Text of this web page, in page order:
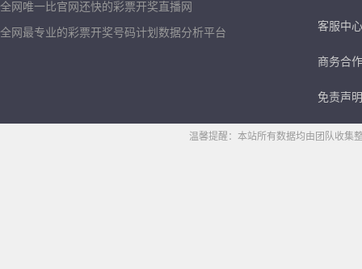
全网唯一比官网还快的彩票开奖直播网
全网最专业的彩票开奖号码计划数据分析平台
客服中心
商务合作
免责声明
温馨提醒：本站所有数据均由团队收集